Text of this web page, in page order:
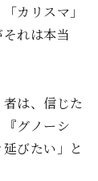
カリスマ」
れは本当
は、信じた
グノーシ
びたい」と